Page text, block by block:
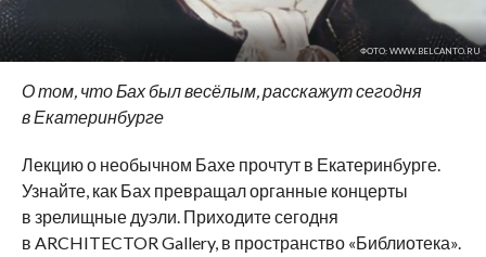
ФОТО: WWW.BELCANTO.RU
Отом, что Бах был весёлым, расскажут сегодня
вЕкатеринбурге
Лекцию о необычном Бахе прочтут в Екатеринбурге.
Узнайте, как Бах превращал органные концерты
в зрелищные дуэли. Приходите сегодня
в ARCHITECTOR Gallery, в пространство «Библиотека».